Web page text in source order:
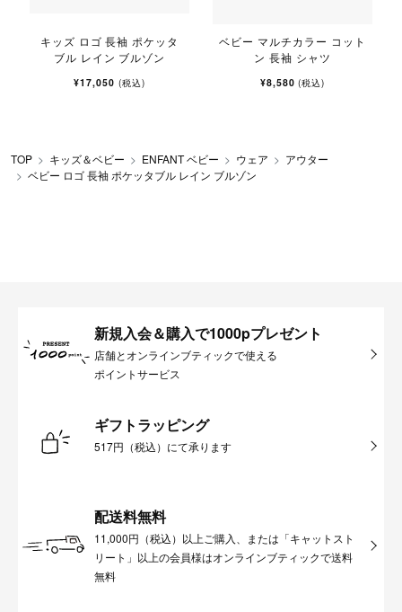
キッズ ロゴ 長袖 ポケッタ
ブル レイン ブルゾン
¥17,050 (税込)
ベビー マルチカラー コット
ン 長袖 シャツ
¥8,580(税込)
TOP キッズ＆ベビー ENFANT ベビー ウェア
アウター
ベビー ロゴ 長袖 ポケッタブル レイン ブルゾン
新規入会＆購入で1000pプレゼント
店舗とオンラインブティックで使える
ポイントサービス
ギフトラッピング
517円（税込）にて承ります
配送料無料
11,000円（税込）以上ご購入、または「キャットスト
リート」以上の会員様はオンラインブティックで送料
無料